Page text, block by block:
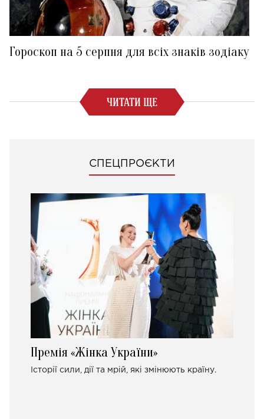
Гороскоп на 5 серпня для всіх знаків зодіаку
ЧИТАТИ ЩЕ
СПЕЦПРОЄКТИ
Премія «Жінка України»
Історії сили, дії та мрій, які змінюють країну.